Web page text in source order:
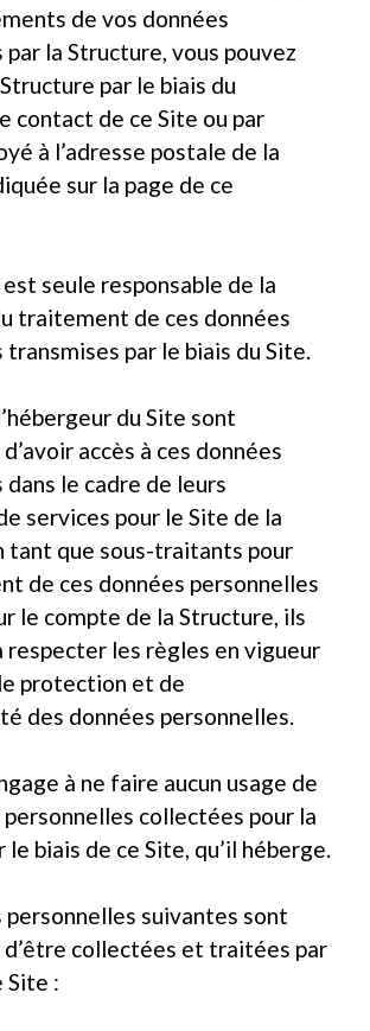
de vos données
la Structure, vous pouvez
par le biais du
contact de ce Site ou par
à l’adresse postale de la
sur la page de ce
seule responsable de la
traitement de ces données
transmises par le biais du Site.
du Site sont
accès à ces données
le cadre de leurs
services pour le Site de la
tant que sous-traitants pour
de ces données personnelles
le compte de la Structure, ils
respecter les règles en vigueur
protection et de
des données personnelles.
à ne faire aucun usage de
personnelles collectées pour la
biais de ce Site, qu’il héberge.
personnelles suivantes sont
d’être collectées et traitées par
Site :